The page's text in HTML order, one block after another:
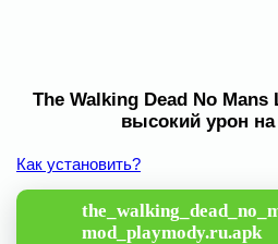
The Walking Dead No
высокий урон
Как установить?
mod_playmody.ru.apk